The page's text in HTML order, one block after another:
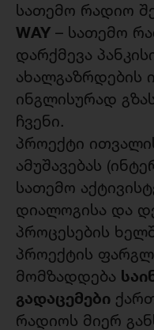
სათემო რადიო
WAY – სათემო
დარქმევა
ახალგაზრდების
ინგლისურად
ჩვენი.
პროექტი
ამუშავებას
სათემო
დიალოგისა და
პროცესების
პროექტის
მომზადდება
გადაცემები
რადიოს მიერ